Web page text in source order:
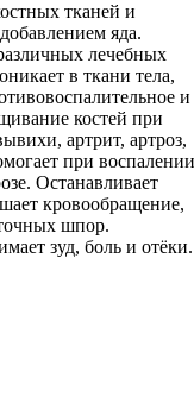
тканей и
яда.
лечебных
в ткани тела,
и
костей при
артрит, артроз,
при воспалении
Останавливает
кровообращение,
шпор.
зуд, боль и отёки.